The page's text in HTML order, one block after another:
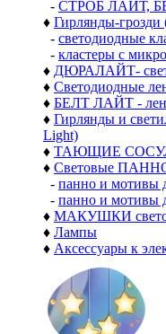
- СТРОБ ЛАЙТ,
♦ Гирлянды-грозди
- светодиодные
- кластеры с
♦ ДЮРАЛАЙТ-
♦ Светодиодные
♦ БЕЛТ ЛАЙТ -
♦ Гирлянды и
Light)
♦ ТАЮЩИЕ
♦ Световые
- панно и мотивы
- панно и мотивы
♦ МАКУШКИ
♦ Лампы
♦ Аксессуары к